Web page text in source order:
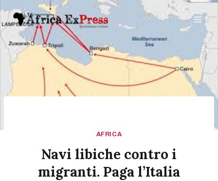
contenuto
AFRICA
Navi libiche contro i
migranti. Paga l’Italia